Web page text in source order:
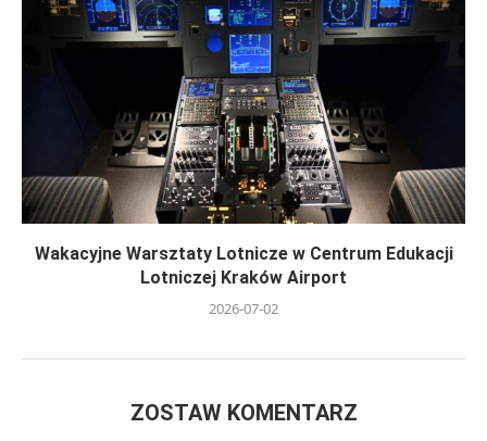
Wakacyjne Warsztaty Lotnicze w Centrum Edukacji
Lotniczej Kraków Airport
2026-07-02
ZOSTAW KOMENTARZ